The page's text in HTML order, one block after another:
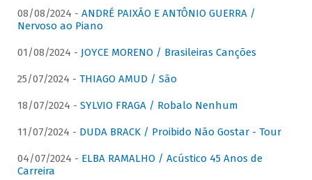
08/08/2024 - ANDRÉ PAIXÃO E ANTÔNIO GUERRA /
Nervoso ao Piano
01/08/2024 - JOYCE MORENO / Brasileiras Canções
25/07/2024 - THIAGO AMUD / São
18/07/2024 - SYLVIO FRAGA / Robalo Nenhum
11/07/2024 - DUDA BRACK / Proibido Não Gostar - Tour
04/07/2024 - ELBA RAMALHO / Acústico 45 Anos de
Carreira